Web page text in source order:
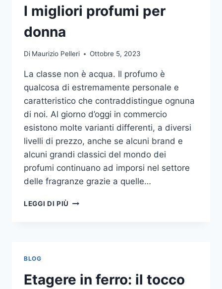
VIDEO
I migliori profumi per
donna
Di Maurizio Pelleri Ottobre 5, 2023
La classe non è acqua. Il profumo è
qualcosa di estremamente personale e
caratteristico che contraddistingue ognuna
di noi. Al giorno d’oggi in commercio
esistono molte varianti differenti, a diversi
livelli di prezzo, anche se alcuni brand e
alcuni grandi classici del mondo dei
profumi continuano ad imporsi nel settore
delle fragranze grazie a quelle…
LEGGI DI PIÙ
BLOG
Etagere in ferro: il tocco